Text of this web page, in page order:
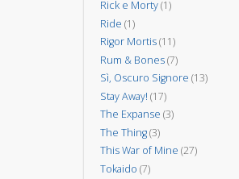
Rick e Morty(1)
Ride (1)
Rigor Mortis(11)
Rum & Bones(7)
Sì, Oscuro Signore (13)
Stay Away! (17)
The Expanse (3)
The Thing(3)
This War of Mine (27)
Tokaido (7)